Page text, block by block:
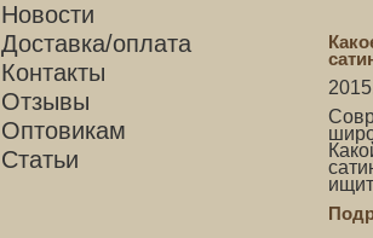
Новости
Доставка/оплата
Контакты
Отзывы
Оптовикам
Статьи